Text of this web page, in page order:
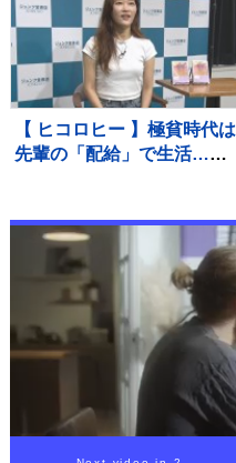
てまいります」
【 ヒコロヒー 】極貧時代は
先輩の「配給」で生活…今
奢れるまでに成長